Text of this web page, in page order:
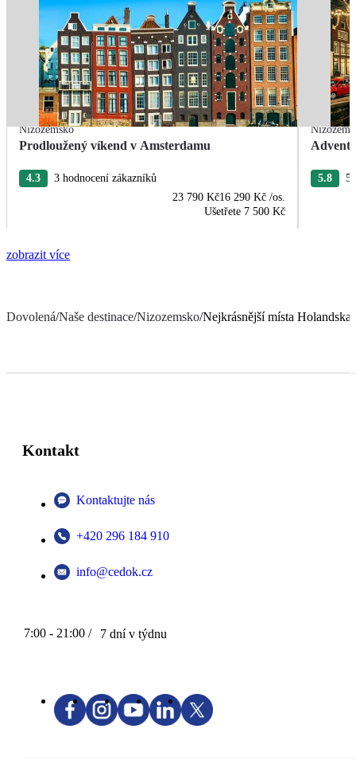
Nizozemsko
Prodloužený víkend v Amsterdamu
4.3
3 hodnocení zákazníků
23 790 Kč16 290 Kč /os.
Ušetřete 7 500 Kč
Advent
5.8 5
zobrazit více
Dovolená/Naše destinace/Nizozemsko/Nejkrásnější místa Holandska
Kontakt
Kontaktujte nás
+420 296 184 910
info@cedok.cz
7:00 - 21:00 / 7 dní v týdnu